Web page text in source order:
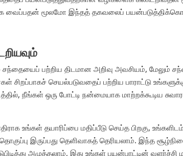
வைப்பதன் மூலமோ இந்தத் தகவலைப்
சந்தையைப் பற்றிய திடமான அறிவு அவசியம், மேலும்
சிறப்பாகச் செயல்படுவதைப் பற்றிய பாராட்டு
நீங்கள் ஒரு போட்டி நன்மையாக மாற்றக்கூடிய
உங்கள் தயாரிப்பை மதிப்பீடு செய்த பிறகு,
இருப்பது தெளிவாகத் தெரியலாம். இந்த
அழுத்தலாம், இது உங்கள் பயன்பாட்டின் வளர்ச்சி